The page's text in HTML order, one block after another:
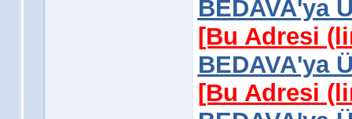
BEDAVA'ya
[Bu Adresi
BEDAVA'ya
[Bu Adresi